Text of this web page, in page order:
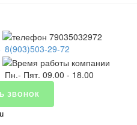
8(903)503-29-72
Пн.- Пят. 09.00 - 18.00
ЗВОНОК